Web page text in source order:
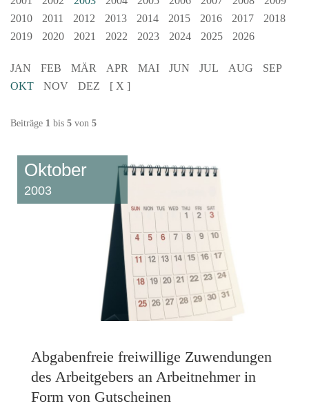
2010
2011 2012 2013 2014 2015 2016 2017
2018
2019
2020 2021 2022 2023 2024 2025 2026
JAN FEB MÄR APR MAI JUN JUL AUG
SEP
OKT
NOV DEZ [ X ]
Beiträge 1 bis 5 von 5
Oktober
2003
Abgabenfreie freiwillige Zuwendungen
des Arbeitgebers an Arbeitnehmer in
Form von Gutscheinen